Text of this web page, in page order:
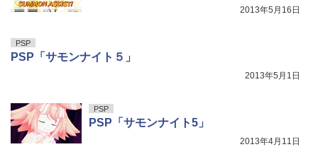
2013年5月16日
PSP
PSP「サモンナイト５」
2013年5月1日
PSP
PSP「サモンナイト5」
2013年4月11日